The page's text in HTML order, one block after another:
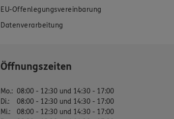
EU-Offenlegungsvereinbarung
Datenverarbeitung
Öffnungszeiten
Mo.: 08:00 - 12:30 und 14:30 - 17:00
Di.:
08:00 - 12:30 und 14:30 - 17:00
Mi.:
08:00 - 12:30 und 14:30 - 17:00